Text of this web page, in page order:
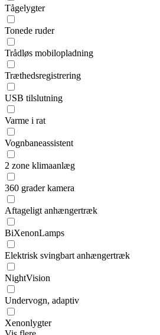
Tågelygter
Tonede ruder
Trådløs mobilopladning
Træthedsregistrering
USB tilslutning
Varme i rat
Vognbaneassistent
2 zone klimaanlæg
360 grader kamera
Aftageligt anhængertræk
BiXenonLamps
Elektrisk svingbart anhængertræk
NightVision
Undervogn, adaptiv
Xenonlygter